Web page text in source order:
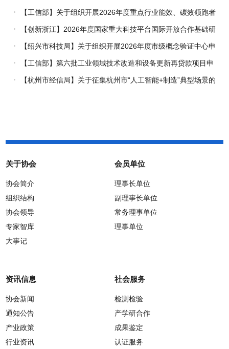
【工信部】关于组织开展2026年度重点行业能效、碳效领跑者
企业推荐工作的通知
【创新浙江】2026年度国家重大科技平台国际开放合作基础研
究专项（试点）项目指南
【绍兴市科技局】关于组织开展2026年度市级概念验证中心申
报工作的通知
【工信部】第六批工业领域技术改造和设备更新再贷款项目申
报工作启动
【杭州市经信局】关于征集杭州市“人工智能+制造”典型场景的
关于协会
协会简介
组织结构
协会领导
专家智库
大事记
会员单位
理事长单位
副理事长单位
常务理事单位
理事单位
资讯信息
协会新闻
通知公告
产业政策
行业资讯
社会服务
检测检验
产学研合作
成果鉴定
认证服务